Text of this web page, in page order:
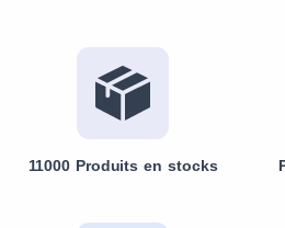
11000 Produits en stocks